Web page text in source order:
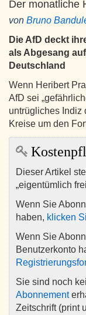
Der monatliche
von Bruno
Die AfD deckt
als Abgesang
Deutschland
Wenn Heribert
AfD sei
untrügliches Indiz
Kreise um den
Dieser Artikel
„eigentümlich
Wenn Sie
haben, klicken
Wenn Sie
Benutzerkonto
Sie sind noch
Abonnement
Zeitschrift (print